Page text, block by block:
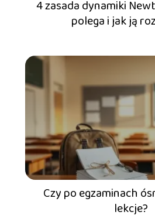
4 zasada dynamiki
polega i jak ją
Czy po egzaminach
lekcje?